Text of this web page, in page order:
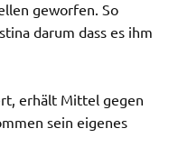
geworfen. So
darum dass es ihm
erhält Mittel gegen
sein eigenes